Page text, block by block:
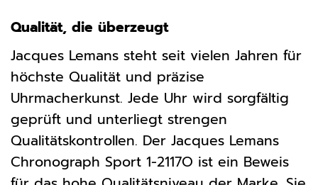
Qualität, die überzeugt
Jacques Lemans steht seit vielen Jahren für
höchste Qualität und präzise
Uhrmacherkunst. Jede Uhr wird sorgfältig
geprüft und unterliegt strengen
Qualitätskontrollen. Der Jacques Lemans
Chronograph Sport 1-2117O ist ein Beweis